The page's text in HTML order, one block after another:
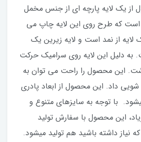
از یک لایه پارچه ای از جنس مخمل
که طرح روی این لایه چاپ می
لایه از نمد است و لایه زیرین یک
به دلیل این لایه روی سرامیک حرکت
این محصول را راحت می توان به
داد. این محصول از ابعاد پادری
میشود. با توجه به سایزهای متنوع و
این محصول با سفارش تولید
نیاز داشته باشید هم تولید میشود.